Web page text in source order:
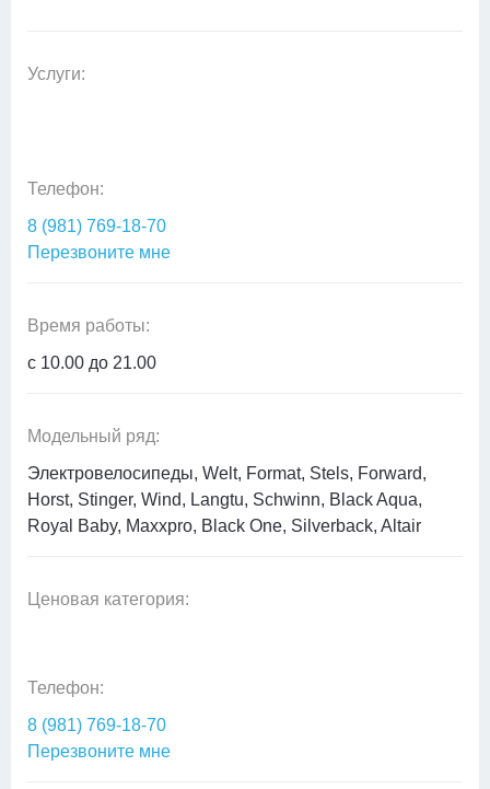
Услуги:
Телефон:
8 (981) 769-18-70
Перезвоните мне
Время работы:
с 10.00 до 21.00
Модельный ряд:
Электровелосипеды, Welt, Format, Stels, Forward,
Horst, Stinger, Wind, Langtu, Schwinn, Black Aqua,
Royal Baby, Maxxpro, Black One, Silverback, Altair
Ценовая категория:
Телефон:
8 (981) 769-18-70
Перезвоните мне